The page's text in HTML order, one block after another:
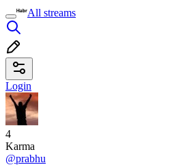
All streams
Login
4
Karma
@prabhu